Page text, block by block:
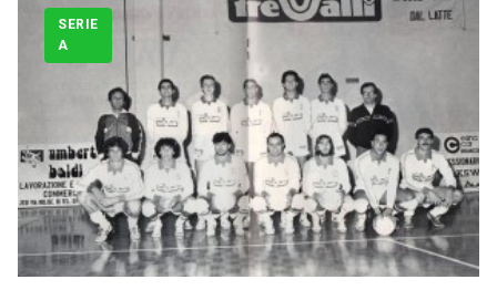
CLASSIFICA
Serie B
CLASSIFICA SERIE B
Contatti
Collabora con noi
SERIE
A